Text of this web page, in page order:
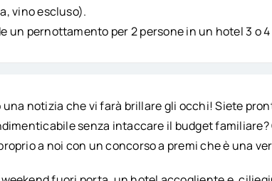
vino escluso).
un pernottamento per 2 persone in un hotel 3 o
una notizia che vi farà brillare gli occhi! Siete
senza intaccare il budget familiare?
a noi con un concorso a premi che è una